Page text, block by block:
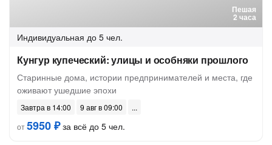
Пешая
2 часа
Индивидуальная до 5 чел.
Кунгур купеческий: улицы и особняки прошлого
Старинные дома, истории предпринимателей и места, где
оживают ушедшие эпохи
Завтра в 14:00
9 авг в 09:00
от5950 ₽за всё до 5 чел.